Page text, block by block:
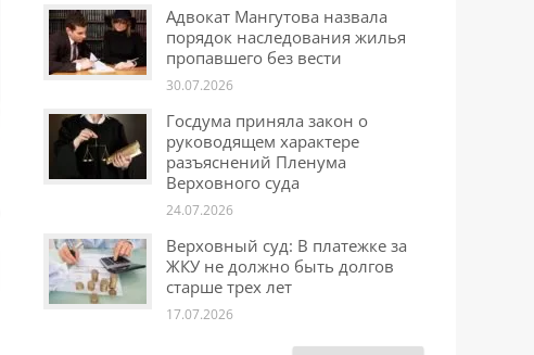
Адвокат Мангутова назвала
порядок наследования жилья
пропавшего без вести
30.07.2026
Госдума приняла закон о
руководящем характере
разъяснений Пленума
Верховного суда
24.07.2026
Верховный суд: В платежке за
ЖКУ не должно быть долгов
старше трех лет
17.07.2026